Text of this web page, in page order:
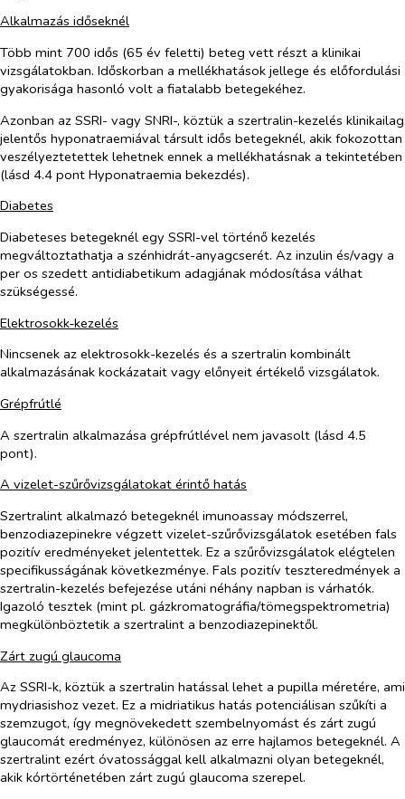
Alkalmazás időseknél
Több mint 700 idős (65 év feletti) beteg vett részt a klinikai
vizsgálatokban. Időskorban a mellékhatások jellege és előfordulási
gyakorisága hasonló volt a fiatalabb betegekéhez.
Azonban az SSRI- vagy SNRI-, köztük a szertralin-kezelés klinikailag
jelentős hyponatraemiával társult idős betegeknél, akik fokozottan
veszélyeztetettek lehetnek ennek a mellékhatásnak a tekintetében
(lásd 4.4 pont Hyponatraemia bekezdés).
Diabetes
Diabeteses betegeknél egy SSRI-vel történő kezelés
megváltoztathatja a szénhidrát-anyagcserét. Az inzulin és/vagy a
per os szedett antidiabetikum adagjának módosítása válhat
szükségessé.
Elektrosokk‑kezelés
Nincsenek az elektrosokk-kezelés és a szertralin kombinált
alkalmazásának kockázatait vagy előnyeit értékelő vizsgálatok.
Grépfrútlé
A szertralin alkalmazása grépfrútlével nem javasolt (lásd 4.5
pont).
A vizelet-szűrővizsgálatokat érintő hatás
Szertralint alkalmazó betegeknél imunoassay módszerrel,
benzodiazepinekre végzett vizelet-szűrővizsgálatok esetében fals
pozitív eredményeket jelentettek. Ez a szűrővizsgálatok elégtelen
specifikusságának következménye. Fals pozitív teszteredmények a
szertralin-kezelés befejezése utáni néhány napban is várhatók.
Igazoló tesztek (mint pl. gázkromatográfia/tömegspektrometria)
megkülönböztetik a szertralint a benzodiazepinektől.
Zárt zugú glaucoma
Az SSRI-k, köztük a szertralin hatással lehet a pupilla méretére, ami
mydriasishoz vezet. Ez a midriatikus hatás potenciálisan szűkíti a
szemzugot, így megnövekedett szembelnyomást és zárt zugú
glaucomát eredményez, különösen az erre hajlamos betegeknél. A
szertralint ezért óvatossággal kell alkalmazni olyan betegeknél,
akik kórtörténetében zárt zugú glaucoma szerepel.